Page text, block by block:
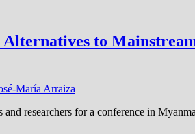
to
María Arraiza
researchers for a conference in